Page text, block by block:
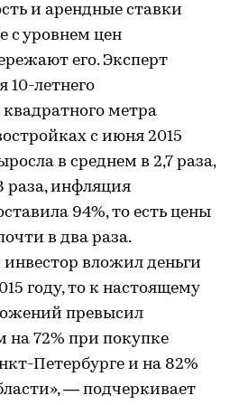
и арендные ставки
с уровнем цен
его. Эксперт
10-летнего
квадратного метра
с июня 2015
в среднем в 2,7 раза,
раза, инфляция
94%, то есть цены
в два раза.
вложил деньги
году, то к настоящему
превысил
72% при покупке
Петербурге и на 82%
— подчеркивает